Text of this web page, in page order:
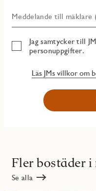
Meddelande till mäklare
Jag samtycker till
personuppgifter.
Läs JMs villkor om
Fler bostäder i
Se alla